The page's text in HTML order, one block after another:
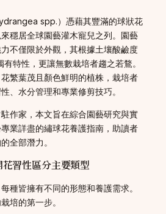
spp.）憑藉其豐滿的球狀花
穩居全球園藝灌木寵兒之列。園藝
不僅限於外觀，其根據土壤酸鹼度
有特性，更讓無數栽培者趨之若鶩。
繁葉茂且顏色鮮明的植株，栽培者
、水分管理和專業修剪技巧。
作家，本文旨在綜合園藝研究與實
業詳盡的繡球花養護指南，助讀者
全部潛力。
習性區分主要類型
種皆擁有不同的形態和養護需求。
培的第一步。